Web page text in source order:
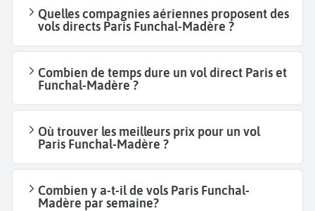
Quelles compagnies aériennes proposent des
vols directs Paris Funchal-Madère ?
Combien de temps dure un vol direct Paris et
Funchal-Madère ?
Où trouver les meilleurs prix pour un vol
Paris Funchal-Madère ?
Combien y a-t-il de vols Paris Funchal-
Madère par semaine?